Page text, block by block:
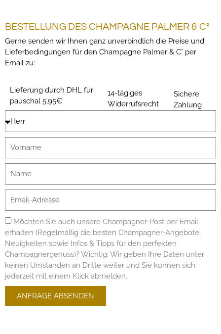
BESTELLUNG DES CHAMPAGNE PALMER & C°
Gerne senden wir Ihnen ganz unverbindlich die Preise und
Lieferbedingungen für den Champagne Palmer & C° per
Email zu:
Lieferung durch DHL für
pauschal 5,95€
14-tägiges
Widerrufsrecht
Sichere
Zahlung
Möchten Sie auch unsere Champagner-Post per Email
erhalten (Regelmäßig die besten Champagner-Angebote,
Neuigkeiten sowie Infos & Tipps für den perfekten
Champagnergenuss)? Wichtig: Wir geben Ihre Daten unter
keinen Umständen an Dritte weiter und Sie können sich
jederzeit mit einem Klick abmelden.
ANFRAGE ABSENDEN